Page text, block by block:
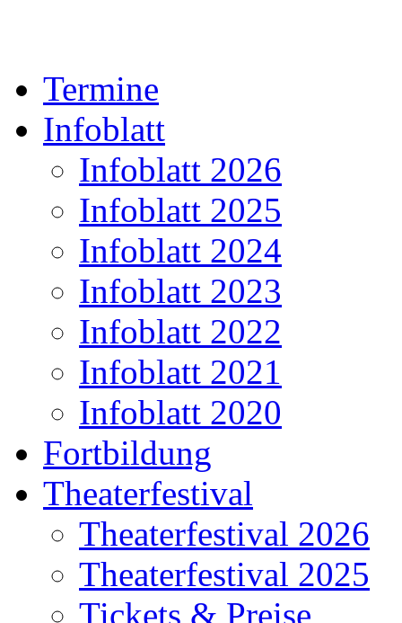
Termine
Infoblatt
Infoblatt 2026
Infoblatt 2025
Infoblatt 2024
Infoblatt 2023
Infoblatt 2022
Infoblatt 2021
Infoblatt 2020
Fortbildung
Theaterfestival
Theaterfestival 2026
Theaterfestival 2025
Tickets & Preise